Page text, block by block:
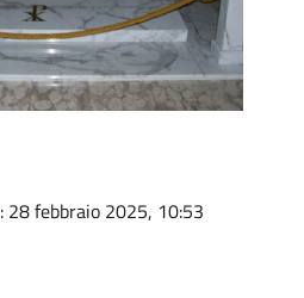
: 28 febbraio 2025, 10:53